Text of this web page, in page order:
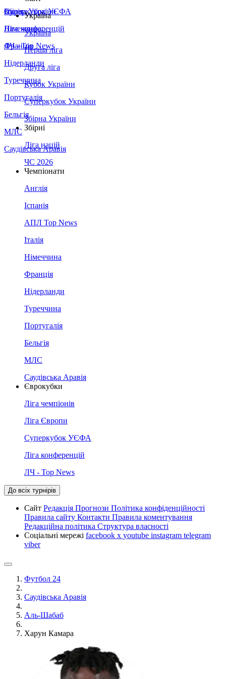
Збірна України
Італія
Німеччина
Франція
Нідерланди
Туреччина
Португалія
Бельгія
МЛС
Саудівська Аравія
Суперкубок УЄФА
Ліга конференцій
ЛЧ - Top News
Україна
Україна
Перша ліга
Друга ліга
Кубок України
Суперкубок України
Збірна України
Збірні
Ліга націй
ЧС 2026
Чемпіонати
Англія
Іспанія
АПЛ Top News
Італія
Німеччина
Франція
Нідерланди
Туреччина
Португалія
Бельгія
МЛС
Саудівська Аравія
Єврокубки
Ліга чемпіонів
Ліга Європи
Суперкубок УЄФА
Ліга конференцій
ЛЧ - Top News
До всіх турнірів
Сайт Редакція Прогнози Політика конфіденційності
Правила сайту Контакти Правила коментування
Редакційна політика Структура власності
Соціальні мережі facebook x youtube instagram telegram
viber
Футбол 24
Саудівська Аравія
Аль-Шабаб
Харун Камара